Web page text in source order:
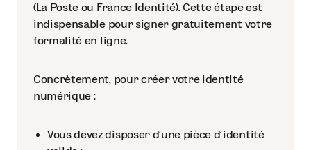
(La Poste ou France Identité). Cette étape est
indispensable pour signer gratuitement votre
formalité en ligne.
Concrètement, pour créer votre identité
numérique :
Vous devez disposer d’une pièce d’identité